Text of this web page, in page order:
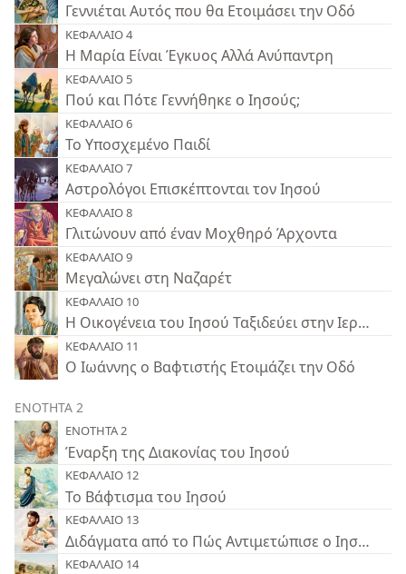
Γεννιέται Αυτός που θα Ετοιμάσει την Οδό
ΚΕΦΑΛΑΙΟ 4
Η Μαρία Είναι Έγκυος Αλλά Ανύπαντρη
ΚΕΦΑΛΑΙΟ 5
Πού και Πότε Γεννήθηκε ο Ιησούς;
ΚΕΦΑΛΑΙΟ 6
Το Υποσχεμένο Παιδί
ΚΕΦΑΛΑΙΟ 7
Αστρολόγοι Επισκέπτονται τον Ιησού
ΚΕΦΑΛΑΙΟ 8
Γλιτώνουν από έναν Μοχθηρό Άρχοντα
ΚΕΦΑΛΑΙΟ 9
Μεγαλώνει στη Ναζαρέτ
ΚΕΦΑΛΑΙΟ 10
Η Οικογένεια του Ιησού Ταξιδεύει στην
ΚΕΦΑΛΑΙΟ 11
Ο Ιωάννης ο Βαφτιστής Ετοιμάζει την Οδό
ΕΝΟΤΗΤΑ 2
ΕΝΟΤΗΤΑ 2
Έναρξη της Διακονίας του Ιησού
ΚΕΦΑΛΑΙΟ 12
Το Βάφτισμα του Ιησού
ΚΕΦΑΛΑΙΟ 13
Διδάγματα από το Πώς Αντιμετώπισε ο Ιησούς
ΚΕΦΑΛΑΙΟ 14